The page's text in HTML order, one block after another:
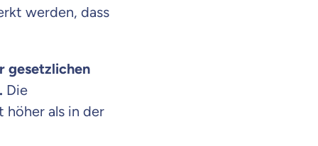
werden, dass
gesetzlichen
Die
als in der